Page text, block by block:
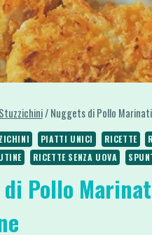
/ Nuggets di Pollo
PIATTI UNICI RICETTE
RICETTE SENZA UOVA
Pollo